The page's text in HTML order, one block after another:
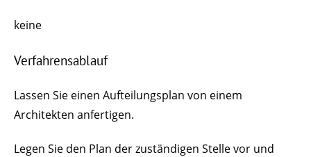
keine
Verfahrensablauf
Lassen Sie einen Aufteilungsplan von einem
Architekten anfertigen.
Legen Sie den Plan der zuständigen Stelle vor und